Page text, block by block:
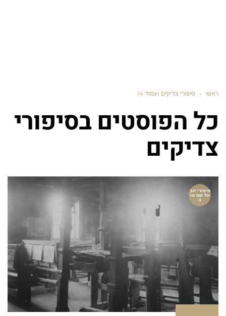
ראשי › סיפורי צדיקים (עמוד 4)
כל הפוסטים בסיפורי
צדיקים
סיפורי הב
על שם טו
ב